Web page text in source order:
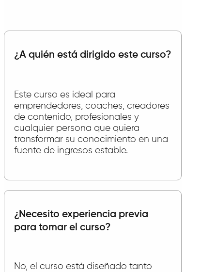
¿A quién está dirigido este curso?
Este curso es ideal para
emprendedores, coaches, creadores
de contenido, profesionales y
cualquier persona que quiera
transformar su conocimiento en una
fuente de ingresos estable.
¿Necesito experiencia previa
para tomar el curso?
No, el curso está diseñado tanto